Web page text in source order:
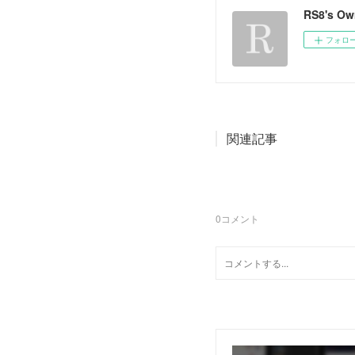
RS8's
フォロ
関連記事
0コメント